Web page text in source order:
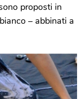
proposti in
– abbinati a